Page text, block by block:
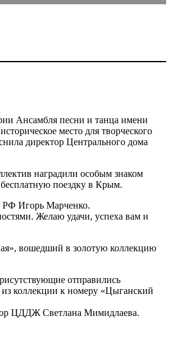
Ансамбля песни и танца имени
место для творческого
директор Центрального дома
наградили особым знаком
поездку в Крым.
РФ Игорь Марченко.
Желаю удачи, успеха вам и
вошедший в золотую коллекцию
отправились
коллекции к номеру «Цыганский
ЦДДЖ Светлана Мимидлаева.